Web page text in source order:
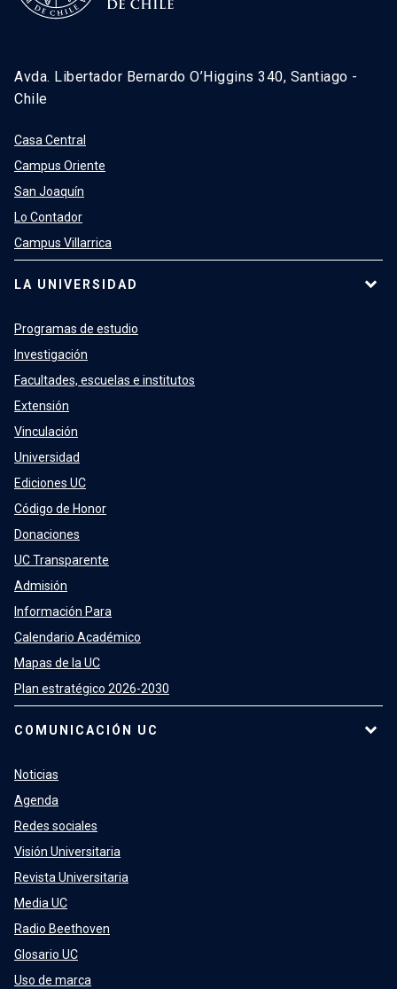
Avda. Libertador Bernardo O’Higgins 340, Santiago -
Chile
Casa Central
Campus Oriente
San Joaquín
Lo Contador
Campus Villarrica
LA UNIVERSIDAD
Programas de estudio
Investigación
Facultades, escuelas e institutos
Extensión
Vinculación
Universidad
Ediciones UC
Código de Honor
Donaciones
UC Transparente
Admisión
Información Para
Calendario Académico
Mapas de la UC
Plan estratégico 2026-2030
COMUNICACIÓN UC
Noticias
Agenda
Redes sociales
Visión Universitaria
Revista Universitaria
Media UC
Radio Beethoven
Glosario UC
Uso de marca